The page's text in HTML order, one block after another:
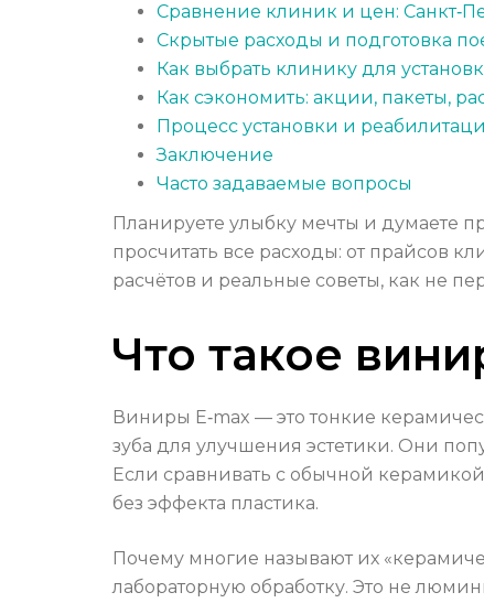
Сравнение клиник и цен:
Скрытые расходы и подготовка
Как выбрать клинику для
Как сэкономить: акции, пакеты,
Процесс установки и
Заключение
Часто задаваемые вопросы
Планируете улыбку мечты и думаете
просчитать все расходы: от прайсов
расчётов и реальные советы, как не
Что такое
Виниры E‑max — это тонкие
зуба для улучшения эстетики. Они
Если сравнивать с обычной
без эффекта пластика.
Почему многие называют их
лабораторную обработку. Это не